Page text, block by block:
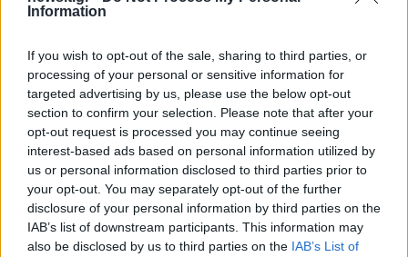
Information
If you wish to opt-out of the sale, sharing to third parties, or
processing of your personal or sensitive information for
targeted advertising by us, please use the below opt-out
section to confirm your selection. Please note that after your
opt-out request is processed you may continue seeing
interest-based ads based on personal information utilized by
us or personal information disclosed to third parties prior to
your opt-out. You may separately opt-out of the further
disclosure of your personal information by third parties on the
IAB’s list of downstream participants. This information may
also be disclosed by us to third parties on the IAB’s List of
Σχόλια
Σχολίασε εδώ
50 /50